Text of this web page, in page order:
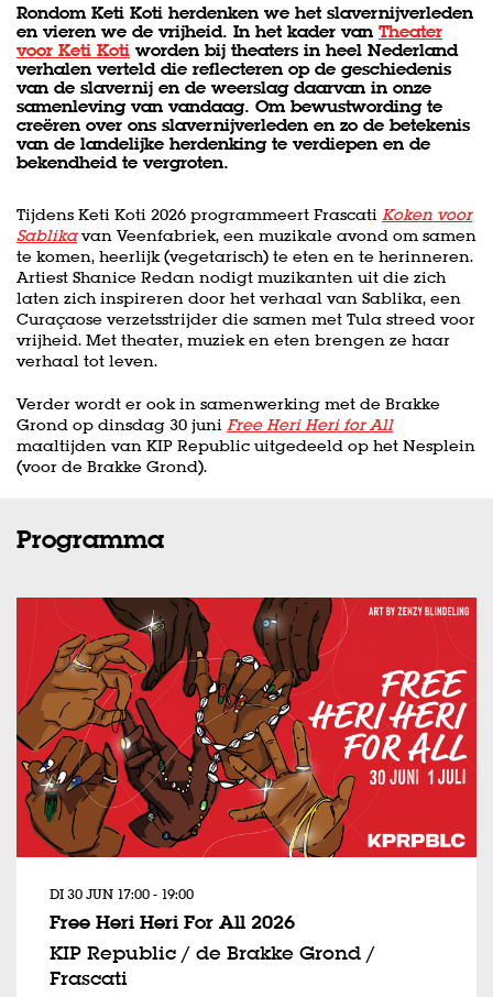
Rondom Keti Koti herdenken we het slavernijverleden
en vieren we de vrijheid. In het kader van Theater
voor Keti Koti worden bij theaters in heel Nederland
verhalen verteld die reflecteren op de geschiedenis
van de slavernij en de weerslag daarvan in onze
samenleving van vandaag. Om bewustwording te
creëren over ons slavernijverleden en zo de betekenis
van de landelijke herdenking te verdiepen en de
bekendheid te vergroten.
Tijdens Keti Koti 2026 programmeert Frascati Koken voor
Sablikavan Veenfabriek, een muzikale avond om samen
te komen, heerlijk (vegetarisch) te eten en te herinneren.
Artiest Shanice Redan nodigt muzikanten uit die zich
laten zich inspireren door het verhaal van Sablika, een
Curaçaose verzetsstrijder die samen met Tula streed voor
vrijheid. Met theater, muziek en eten brengen ze haar
verhaal tot leven.
Verder wordt er ook in samenwerking met de Brakke
Grond op dinsdag 30 juni Free Heri Heri for All
maaltijden van KIP Republic uitgedeeld op het Nesplein
(voor de Brakke Grond).
Programma
Free Heri Heri For All 2026
KIP Republic / de Brakke Grond /
Frascati
DI 30 JUN 17:00 - 19:00